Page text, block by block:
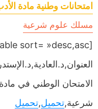
امتحانات وطنية مادة
مسلك علوم شرعية
[table sort= »desc,asc »]
شرعية,تحميل,تحميل